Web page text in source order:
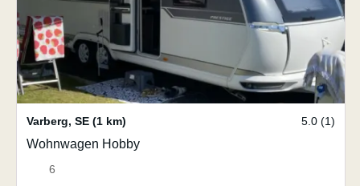
Varberg, SE (1 km) 5.0 (1)
Wohnwagen Hobby
6